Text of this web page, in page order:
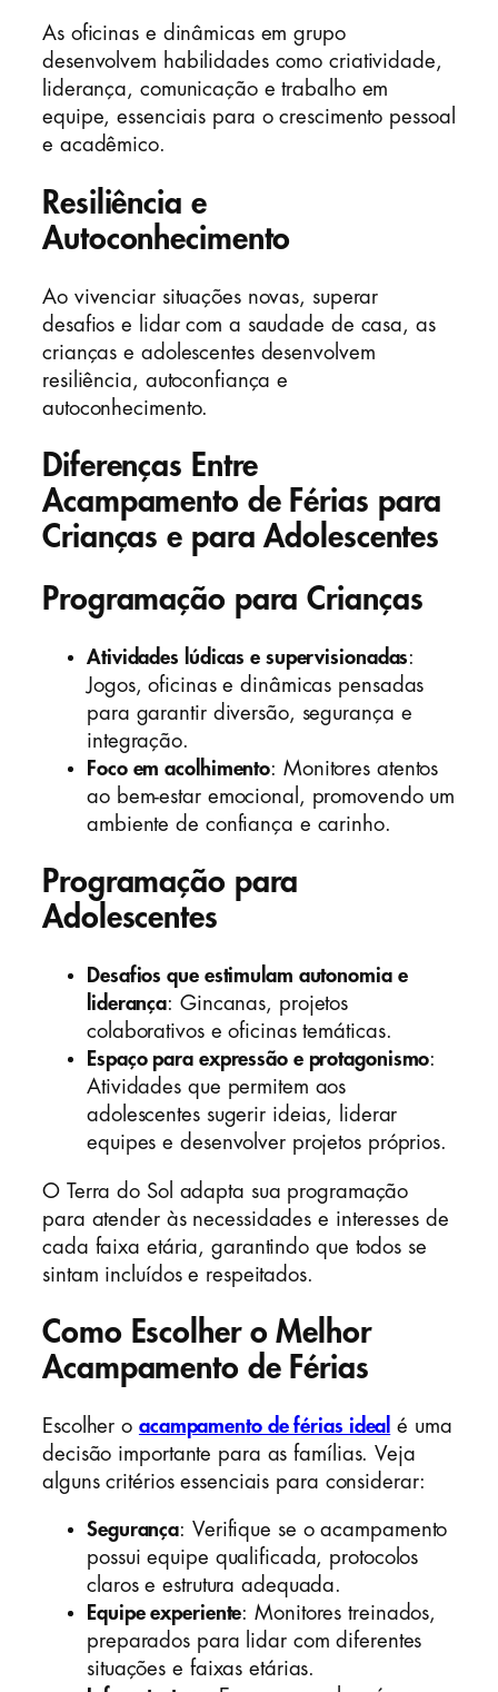
As oficinas e dinâmicas em grupo
desenvolvem habilidades como criatividade,
liderança, comunicação e trabalho em
equipe, essenciais para o crescimento pessoal
e acadêmico.
Resiliência e
Autoconhecimento
Ao vivenciar situações novas, superar
desafios e lidar com a saudade de casa, as
crianças e adolescentes desenvolvem
resiliência, autoconfiança e
autoconhecimento.
Diferenças Entre
Acampamento de Férias para
Crianças e para Adolescentes
Programação para Crianças
Atividades lúdicas e supervisionadas:
Jogos, oficinas e dinâmicas pensadas
para garantir diversão, segurança e
integração.
Foco em acolhimento: Monitores atentos
ao bem-estar emocional, promovendo um
ambiente de confiança e carinho.
Programação para
Adolescentes
Desafios que estimulam autonomia e
liderança: Gincanas, projetos
colaborativos e oficinas temáticas.
Espaço para expressão e protagonismo:
Atividades que permitem aos
adolescentes sugerir ideias, liderar
equipes e desenvolver projetos próprios.
O Terra do Sol adapta sua programação
para atender às necessidades e interesses de
cada faixa etária, garantindo que todos se
sintam incluídos e respeitados.
Como Escolher o Melhor
Acampamento de Férias
Escolher o acampamento de férias ideal é uma
decisão importante para as famílias. Veja
alguns critérios essenciais para considerar:
Segurança: Verifique se o acampamento
possui equipe qualificada, protocolos
claros e estrutura adequada.
Equipe experiente: Monitores treinados,
preparados para lidar com diferentes
situações e faixas etárias.